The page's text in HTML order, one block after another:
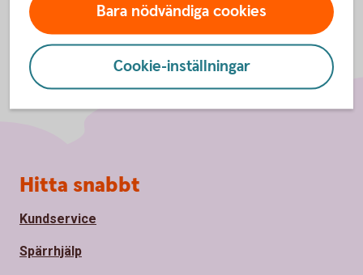
Bara nödvändiga cookies
Cookie-inställningar
Sidfot
Hitta snabbt
Kundservice
Spärrhjälp